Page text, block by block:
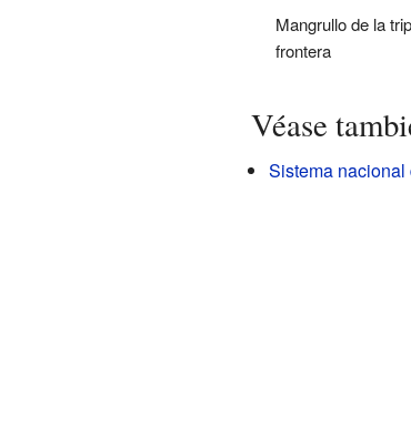
Mangrullo de la
frontera
Véase
Sistema